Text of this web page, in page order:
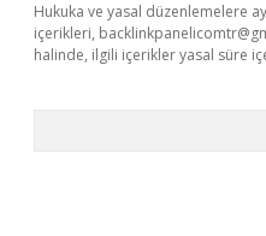
Hukuka ve yasal düzenlemelere
içerikleri,
halinde, ilgili içerikler yasal süre